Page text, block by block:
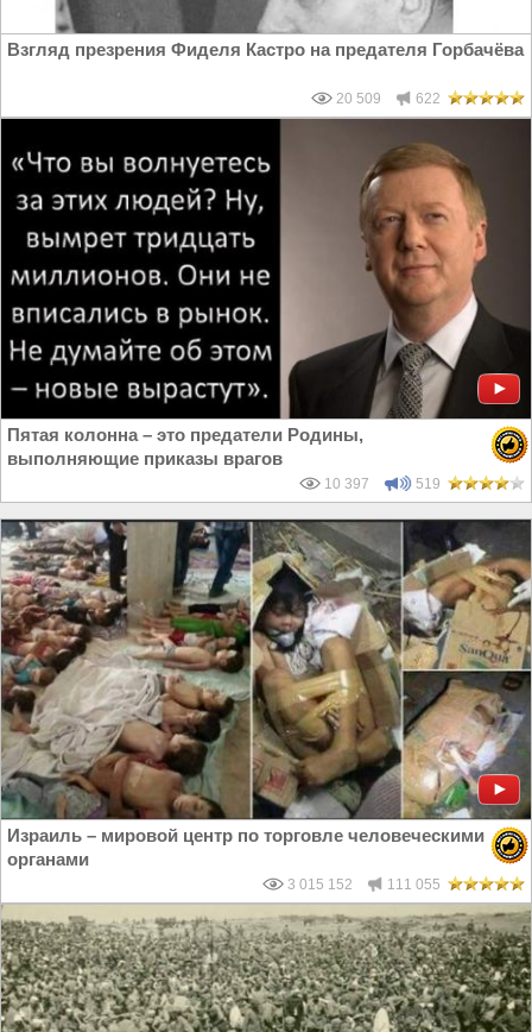
Взгляд презрения Фиделя Кастро на предателя Горбачёва
20 509 622
Пятая колонна – это предатели Родины,
выполняющие приказы врагов
10 397 519
Израиль – мировой центр по торговле человеческими
органами
3 015 152 111 055